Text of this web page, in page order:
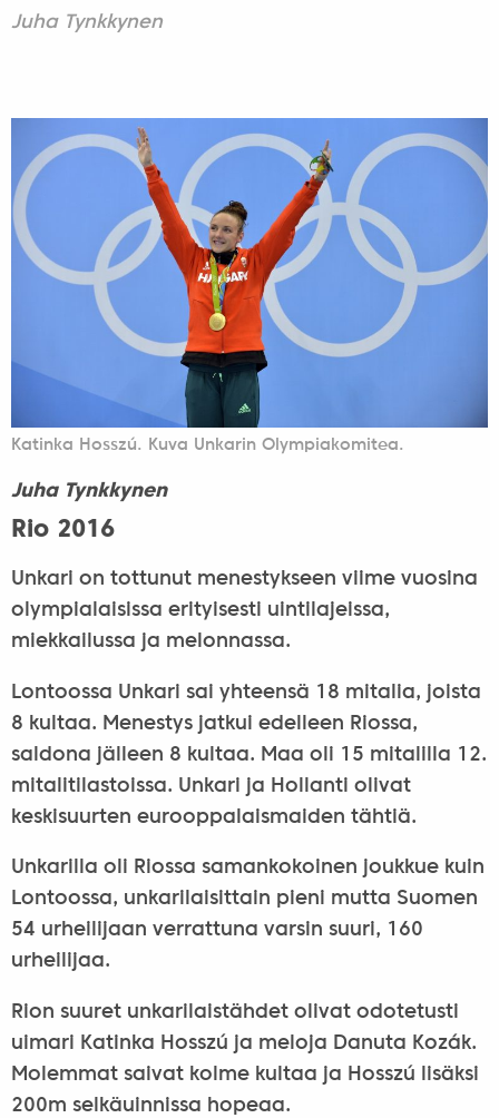
Juha Tynkkynen
Katinka Hosszú. Kuva Unkarin Olympiakomitea.
Juha Tynkkynen
Rio 2016
Unkari on tottunut menestykseen viime vuosina
olympialaisissa erityisesti uintilajeissa,
miekkailussa ja melonnassa.
Lontoossa Unkari sai yhteensä 18 mitalia, joista
8 kultaa. Menestys jatkui edelleen Riossa,
saldona jälleen 8 kultaa. Maa oli 15 mitalilla 12.
mitalitilastoissa. Unkari ja Hollanti olivat
keskisuurten eurooppalaismaiden tähtiä.
Unkarilla oli Riossa samankokoinen joukkue kuin
Lontoossa, unkarilaisittain pieni mutta Suomen
54 urheilijaan verrattuna varsin suuri, 160
urheilijaa.
Rion suuret unkarilaistähdet olivat odotetusti
uimari Katinka Hosszú ja meloja Danuta Kozák.
Molemmat saivat kolme kultaa ja Hosszú lisäksi
200m selkäuinnissa hopeaa.